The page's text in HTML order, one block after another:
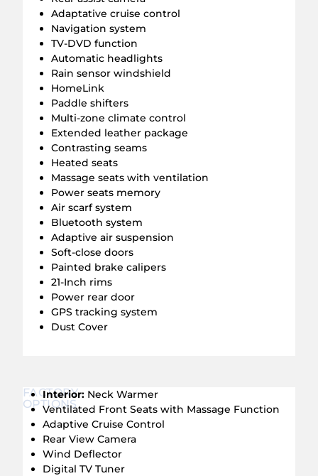
Adaptative cruise control
Navigation system
TV-DVD function
Automatic headlights
Rain sensor windshield
HomeLink
Paddle shifters
Multi-zone climate control
Extended leather package
Contrasting seams
Heated seats
Massage seats with ventilation
Power seats memory
Air scarf system
Bluetooth system
Adaptive air suspension
Soft-close doors
Painted brake calipers
21-Inch rims
Power rear door
GPS tracking system
Dust Cover
FACTORY
OPTIONS
Interior: Neck Warmer
Ventilated Front Seats with Massage Function
Adaptive Cruise Control
Rear View Camera
Wind Deflector
Digital TV Tuner